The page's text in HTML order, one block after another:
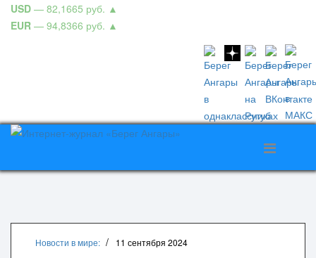
USD — 82,1665 руб. ▲
EUR — 94,8366 руб. ▲
Новости в мире: 11 сентября 2024